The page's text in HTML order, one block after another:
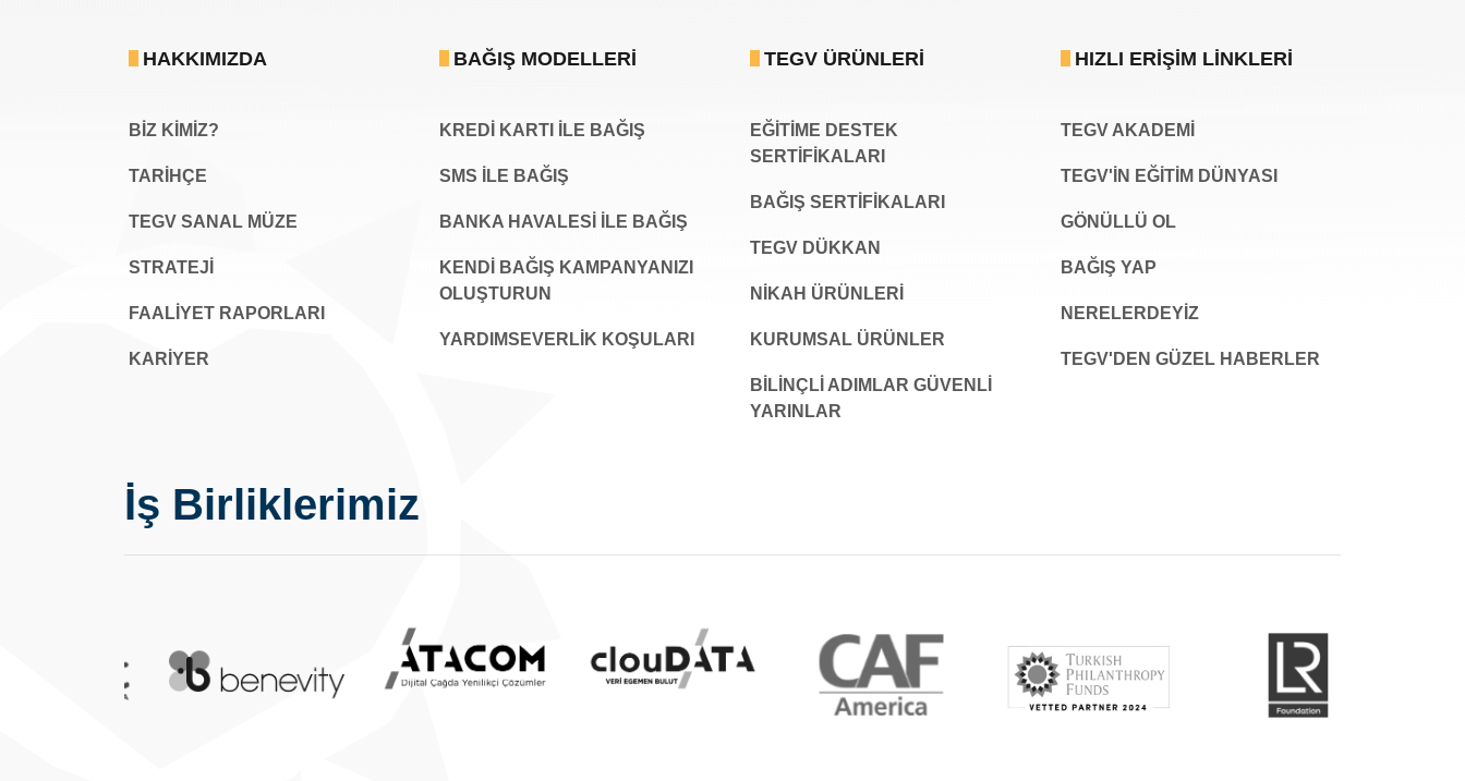
HAKKIMIZDA
BİZ KİMİZ?
TARİHÇE
TEGV SANAL MÜZE
STRATEJİ
FAALİYET RAPORLARI
KARIYER
BAĞIŞ MODELLERI
KREDİ KARTI İLE BAĞIŞ
SMS İLE BAĞIŞ
BANKA HAVALESİ İLE BAĞIŞ
KENDİ BAĞIŞ KAMPANYANIZI
OLUŞTURUN
YARDIMSEVERLİK KOŞULARI
TEGV ÜRÜNLERI
EĞİTİME DESTEK
SERTİFİKALARI
BAĞIŞ SERTIFIKALARI
TEGV DÜKKAN
NİKAH ÜRÜNLERİ
KURUMSAL ÜRÜNLER
BILINÇLI ADIMLAR GÜVENLI
YARINLAR
HIZLI ERIŞIM LINKLERI
TEGV AKADEMI
TEGV'İN EĞİTİM DÜNYASI
GÖNÜLLÜ OL
BAĞIŞ YAP
NERELERDEYİZ
TEGV'DEN GÜZEL HABERLER
İş Birliklerimiz